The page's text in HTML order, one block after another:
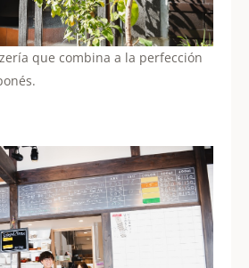
que combina a la perfección